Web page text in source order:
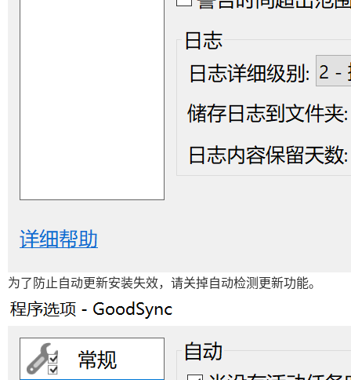
为了防止自动更新安装失效，请关掉自动检测更新功能。